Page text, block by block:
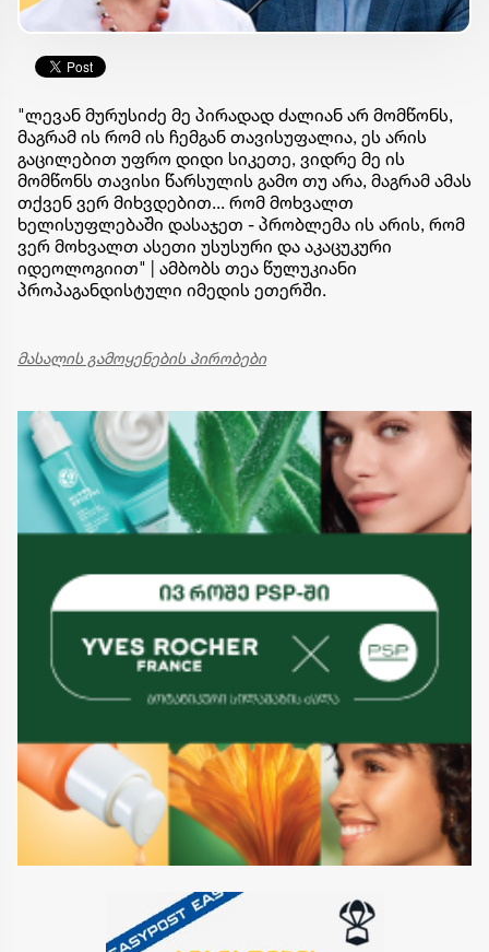
"ლევან მურუსიძე მე პირადად ძალიან არ მომწონს,
მაგრამ ის რომ ის ჩემგან თავისუფალია, ეს არის
გაცილებით უფრო დიდი სიკეთე, ვიდრე მე ის
მომწონს თავისი წარსულის გამო თუ არა, მაგრამ ამას
თქვენ ვერ მიხვდებით... რომ მოხვალთ
ხელისუფლებაში დასაჯეთ - პრობლემა ის არის, რომ
ვერ მოხვალთ ასეთი უსუსური და აკაცუკური
იდეოლოგიით" | ამბობს თეა წულუკიანი
პროპაგანდისტული იმედის ეთერში.
მასალის გამოყენების პირობები